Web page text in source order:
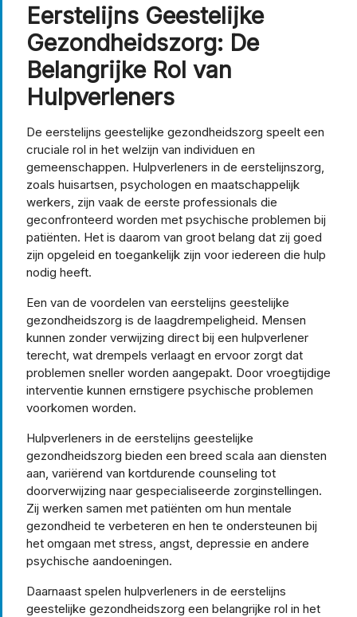
Eerstelijns Geestelijke
Gezondheidszorg: De
Belangrijke Rol van
Hulpverleners
De eerstelijns geestelijke gezondheidszorg speelt een
cruciale rol in het welzijn van individuen en
gemeenschappen. Hulpverleners in de eerstelijnszorg,
zoals huisartsen, psychologen en maatschappelijk
werkers, zijn vaak de eerste professionals die
geconfronteerd worden met psychische problemen bij
patiënten. Het is daarom van groot belang dat zij goed
zijn opgeleid en toegankelijk zijn voor iedereen die hulp
nodig heeft.
Een van de voordelen van eerstelijns geestelijke
gezondheidszorg is de laagdrempeligheid. Mensen
kunnen zonder verwijzing direct bij een hulpverlener
terecht, wat drempels verlaagt en ervoor zorgt dat
problemen sneller worden aangepakt. Door vroegtijdige
interventie kunnen ernstigere psychische problemen
voorkomen worden.
Hulpverleners in de eerstelijns geestelijke
gezondheidszorg bieden een breed scala aan diensten
aan, variërend van kortdurende counseling tot
doorverwijzing naar gespecialiseerde zorginstellingen.
Zij werken samen met patiënten om hun mentale
gezondheid te verbeteren en hen te ondersteunen bij
het omgaan met stress, angst, depressie en andere
psychische aandoeningen.
Daarnaast spelen hulpverleners in de eerstelijns
geestelijke gezondheidszorg een belangrijke rol in het